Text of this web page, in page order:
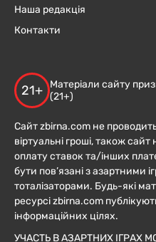
Наша редакція
Контакти
21+
Матеріали сайту
(21+)
Сайт zbirna.com не
віртуальні гроші, також
оплату ставок та/інших
бути пов’язані з азартними
тоталізаторами. Будь-які
ресурсі zbirna.com
інформаційних цілях.
УЧАСТЬ В АЗАРТНИХ ІГРАХ